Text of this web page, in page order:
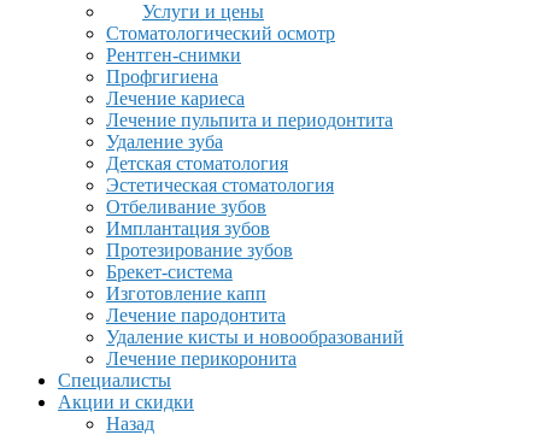
Услуги и цены
Стоматологический осмотр
Рентген-снимки
Профгигиена
Лечение кариеса
Лечение пульпита и периодонтита
Удаление зуба
Детская стоматология
Эстетическая стоматология
Отбеливание зубов
Имплантация зубов
Протезирование зубов
Брекет-система
Изготовление капп
Лечение пародонтита
Удаление кисты и новообразований
Лечение перикоронита
Специалисты
Акции и скидки
Назад